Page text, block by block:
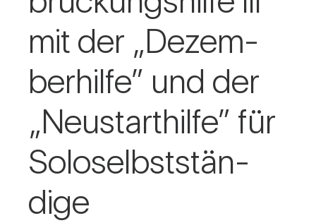
mit der „Dezem­
ber­hilfe” und der
„Neu­start­hilfe” für
Solo­selbst­stän­
dige